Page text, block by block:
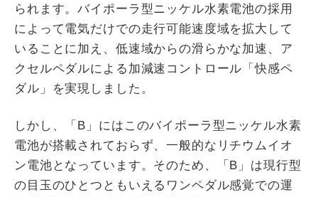
られます。バイポーラ型ニッケル水素電池の採用
によって電気だけでの走行可能速度域を拡大して
いることに加え、低速域からの滑らかな加速、ア
クセルペダルによる加減速コントロール「快感ペ
ダル」を実現しました。
しかし、「B」にはこのバイポーラ型ニッケル水素
電池が搭載されておらず、一般的なリチウムイオ
ン電池となっています。そのため、「B」は現行型
の目玉のひとつともいえるワンペダル感覚での運